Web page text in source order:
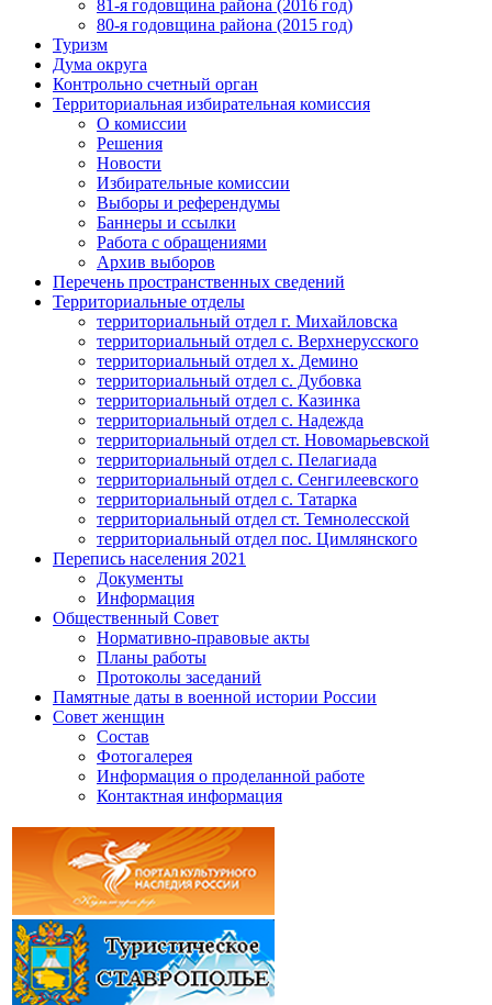
81-я годовщина района (2016 год)
80-я годовщина района (2015 год)
Туризм
Дума округа
Контрольно счетный орган
Территориальная избирательная комиссия
О комиссии
Решения
Новости
Избирательные комиссии
Выборы и референдумы
Баннеры и ссылки
Работа с обращениями
Архив выборов
Перечень пространственных сведений
Территориальные отделы
территориальный отдел г. Михайловска
территориальный отдел с. Верхнерусского
территориальный отдел х. Демино
территориальный отдел с. Дубовка
территориальный отдел с. Казинка
территориальный отдел с. Надежда
территориальный отдел ст. Новомарьевской
территориальный отдел с. Пелагиада
территориальный отдел с. Сенгилеевского
территориальный отдел с. Татарка
территориальный отдел ст. Темнолесской
территориальный отдел пос. Цимлянского
Перепись населения 2021
Документы
Информация
Общественный Совет
Нормативно-правовые акты
Планы работы
Протоколы заседаний
Памятные даты в военной истории России
Совет женщин
Состав
Фотогалерея
Информация о проделанной работе
Контактная информация